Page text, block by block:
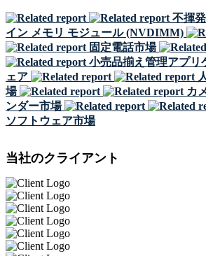
不揮
イン メモリ モジュール (NVDIMM)
固定電話市場
小売品揃え管理アプリ
ェア
場
カ
ンダー市場
ソフトウェア市場
当社のクライアント